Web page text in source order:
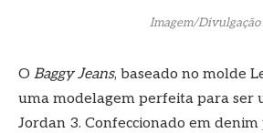
Imagem/Divulgação
O Baggy Jeans, baseado no molde
uma modelagem perfeita para ser
Jordan 3. Confeccionado em